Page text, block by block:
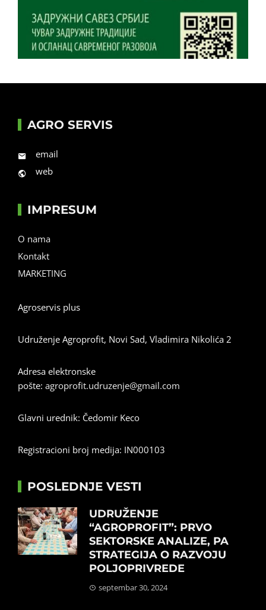
AGRO SERVIS
email
web
IMPRESUM
O nama
Kontakt
MARKETING
Agroservis plus
Udruženje Agroprofit, Novi Sad, Vladimira Nikolića 2
Adresa elektronske
pošte: agroprofit.udruzenje@gmail.com
Glavni urednik: Čedomir Keco
Registracioni broj medija: IN000103
POSLEDNJE VESTI
UDRUŽENJE
“AGROPROFIT”: PRVO
SEKTORSKE ANALIZE, PA
STRATEGIJA O RAZVOJU
POLJOPRIVREDE
septembar 30, 2024